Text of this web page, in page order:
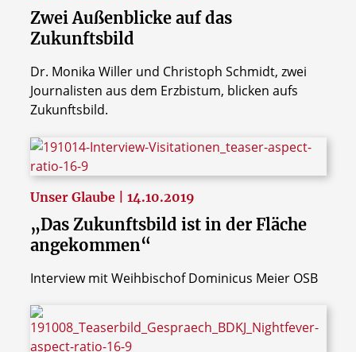
Zwei Außenblicke auf das
Zukunftsbild
Dr. Monika Willer und Christoph Schmidt, zwei
Journalisten aus dem Erzbistum, blicken aufs
Zukunftsbild.
Unser Glaube | 14.10.2019
„Das Zukunftsbild ist in der Fläche
angekommen“
Interview mit Weihbischof Dominicus Meier OSB